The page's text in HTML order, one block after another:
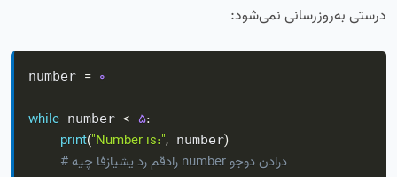
درستی به‌روزرسانی نمی‌شود:
number = 0
while number < 5:
print("Number is:", number)
# هیچ افزایشی در مقدار number وجود ندارد